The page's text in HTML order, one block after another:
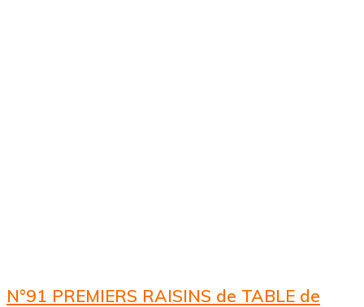
N°91 PREMIERS RAISINS de TABLE de